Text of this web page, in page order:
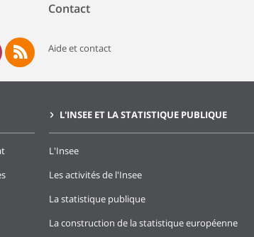
Contact
Aide et contact
L'INSEE ET LA STATISTIQUE PUBLIQUE
L'Insee
Les activités de l'Insee
La statistique publique
La construction de la statistique européenne